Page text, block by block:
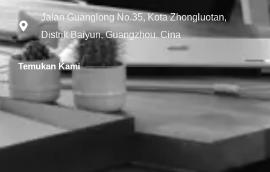
Jalan Guanglong No.35, Kota Zhongluotan,
Distrik Baiyun, Guangzhou, Cina
Temukan Kami